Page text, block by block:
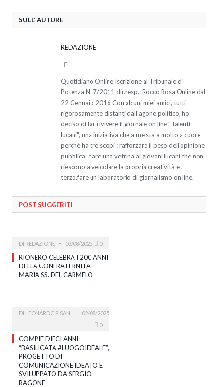
SULL' AUTORE
REDAZIONE
Quotidiano Online Iscrizione al Tribunale di
Potenza N. 7/2011 dir.resp.: Rocco Rosa Online dal
22 Gennaio 2016 Con alcuni miei amici, tutti
rigorosamente distanti dall'agone politico, ho
deciso di far rivivere il giornale on line " talenti
lucani", una iniziativa che a me sta a molto a cuore
perchè ha tre scopi : rafforzare il peso dell'opinione
pubblica, dare una vetrina ai giovani lucani che non
riescono a veicolare la propria creatività e ,
terzo,fare un laboratorio di giornalismo on line.
POST SUGGERITI
DI REDAZIONE 03/08/2025 0
RIONERO CELEBRA I 200 ANNI
DELLA CONFRATERNITA
MARIA SS. DEL CARMELO
DI LEONARDO PISANI
02/08/2025
0
COMPIE DIECI ANNI
“BASILICATA #LUOGOIDEALE”,
PROGETTO DI
COMUNICAZIONE IDEATO E
SVILUPPATO DA SERGIO
RAGONE